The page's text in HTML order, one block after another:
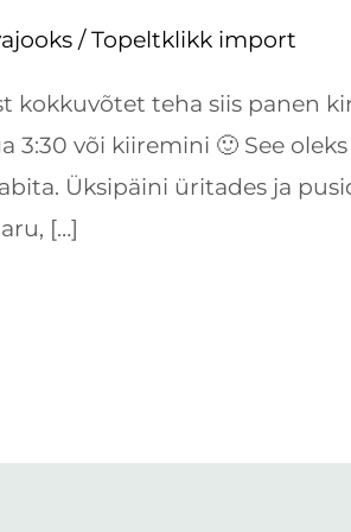
/Topeltklikk import
kokkuvõtet teha siis panen
või kiiremini 🙂 See
Üksipäini üritades ja
[…]